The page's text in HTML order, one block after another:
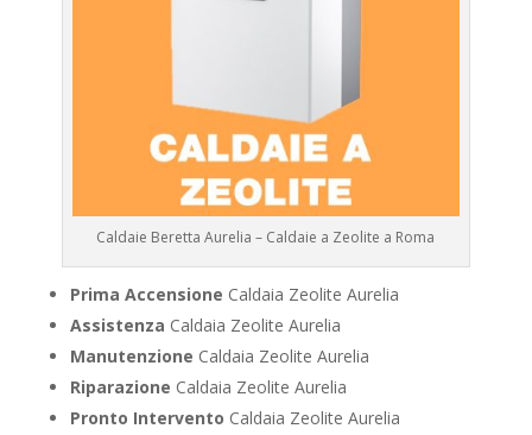
Caldaie Beretta Aurelia – Caldaie a Zeolite a Roma
Prima Accensione Caldaia Zeolite Aurelia
Assistenza Caldaia Zeolite Aurelia
Manutenzione Caldaia Zeolite Aurelia
Riparazione Caldaia Zeolite Aurelia
Pronto Intervento Caldaia Zeolite Aurelia